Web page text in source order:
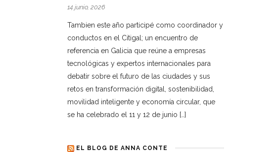
14 junio, 2026
Tambien este año participé como coordinador y
conductos en el Citigal; un encuentro de
referencia en Galicia que reúne a empresas
tecnológicas y expertos internacionales para
debatir sobre el futuro de las ciudades y sus
retos en transformación digital, sostenibilidad,
movilidad inteligente y economía circular, que
se ha celebrado el 11 y 12 de junio […]
EL BLOG DE ANNA CONTE